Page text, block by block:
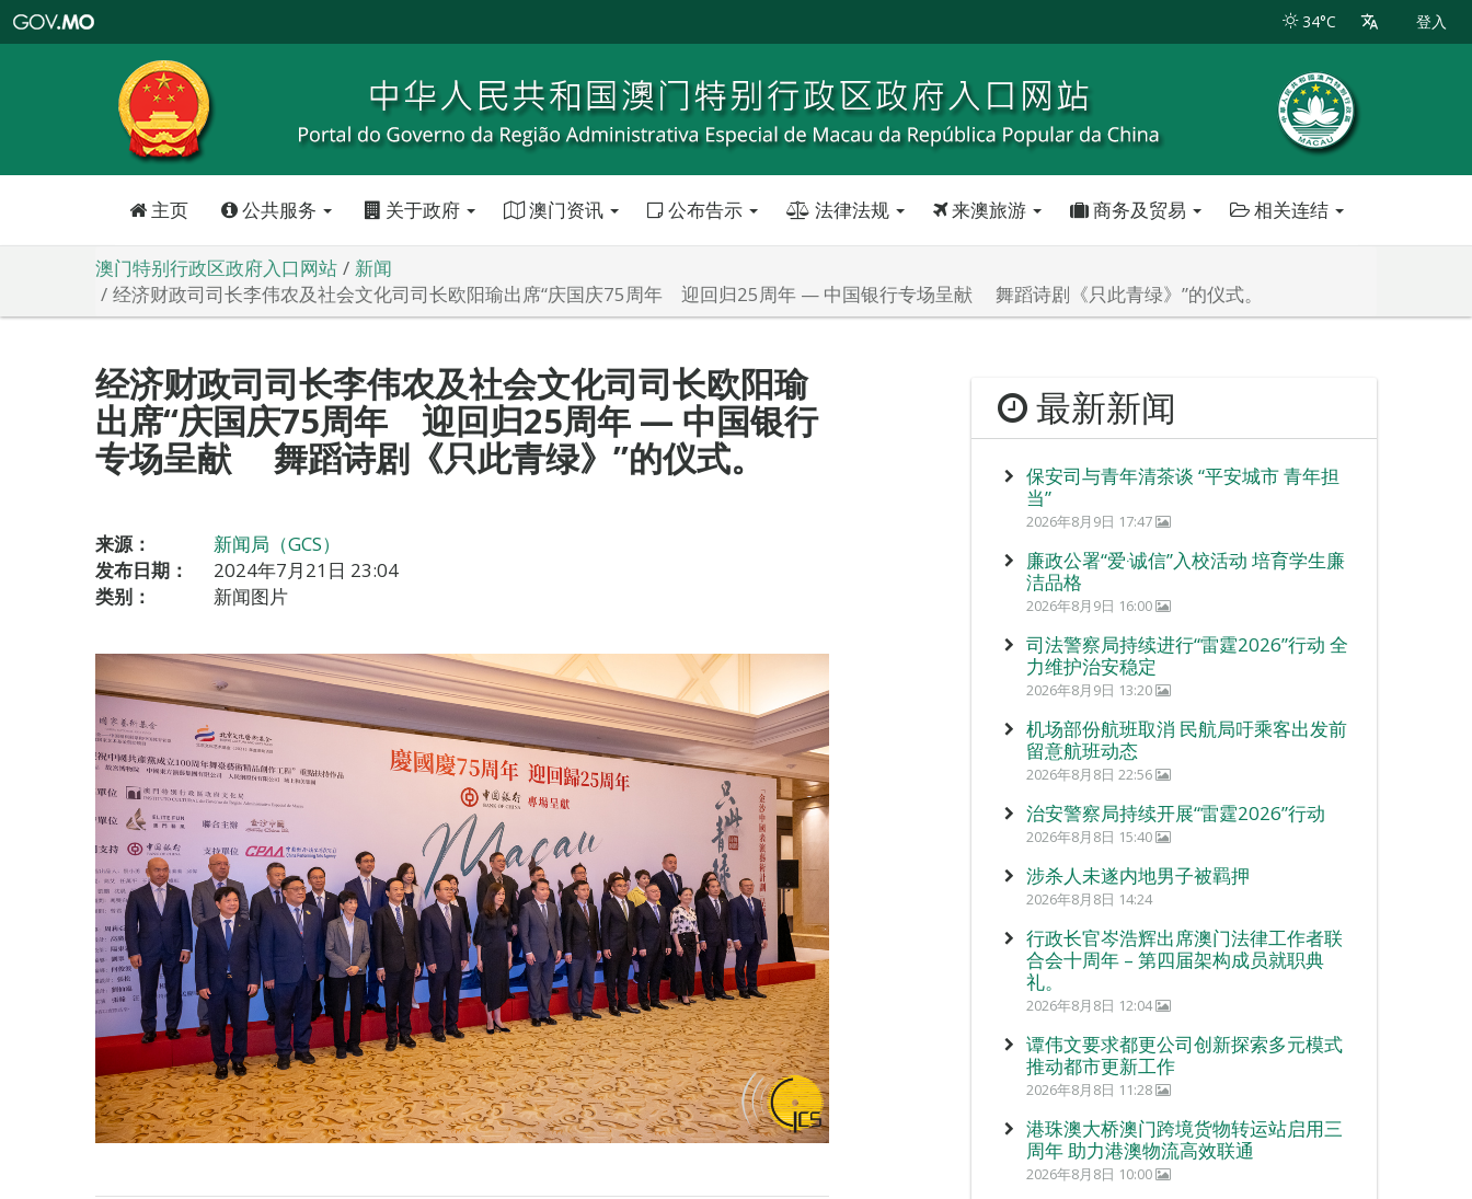
特
政
区
政
口
34°C 登入
主页 公共服务 关于政府 澳门资讯 公布告示 法律法规 来澳旅游 商务及贸易 相关连结
澳门特别行政区政府入口网站
新闻
经济财政司司长李伟农及社会文化司司长欧阳瑜出席“庆国庆75周年 迎回归25周年 — 中国银行专场呈献 舞蹈诗剧《只此青绿》”的仪式。
经济财政司司长李伟农及社会文化司司长欧阳瑜
出席“庆国庆75周年 迎回归25周年 — 中国银行
专场呈献 舞蹈诗剧《只此青绿》”的仪式。
来源：
新闻局（GCS）
发布日期：
2024年7月21日 23:04
类别：
新闻图片
最新新闻
保安司与青年清茶谈 “平安城市 青年担
当”
2026年8月9日 17:47
廉政公署“爱‧诚信”入校活动 培育学生廉
洁品格
2026年8月9日 16:00
司法警察局持续进行“雷霆2026”行动 全
力维护治安稳定
2026年8月9日 13:20
机场部份航班取消 民航局吁乘客出发前
留意航班动态
2026年8月8日 22:56
治安警察局持续开展“雷霆2026”行动
2026年8月8日 15:40
涉杀人未遂内地男子被羁押
2026年8月8日 14:24
行政长官岑浩辉出席澳门法律工作者联
合会十周年 – 第四届架构成员就职典
礼。
2026年8月8日 12:04
谭伟文要求都更公司创新探索多元模式
推动都市更新工作
2026年8月8日 11:28
港珠澳大桥澳门跨境货物转运站启用三
周年 助力港澳物流高效联通
2026年8月8日 10:00